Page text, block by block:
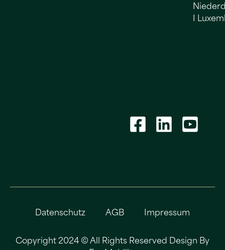
I
Copyright 2024 © All Rights Reserved Design By
Datenschutz AGB Impressum